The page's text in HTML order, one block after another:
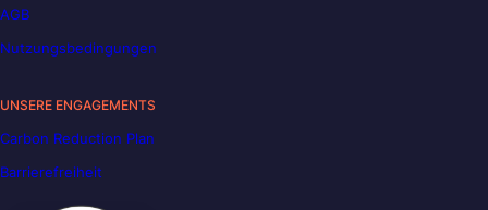
AGB
Nutzungsbedingungen
UNSERE ENGAGEMENTS
Carbon Reduction Plan
Barrierefreiheit